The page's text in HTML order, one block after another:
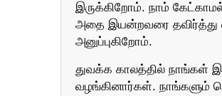
இருக்கிறோம். நாம்
அதை இயன்றவரை தவிர்த்து
அனுப்புகிறோம்.
துவக்க காலத்தில் நாங்கள்
வழங்கினார்கள். நாங்களும்